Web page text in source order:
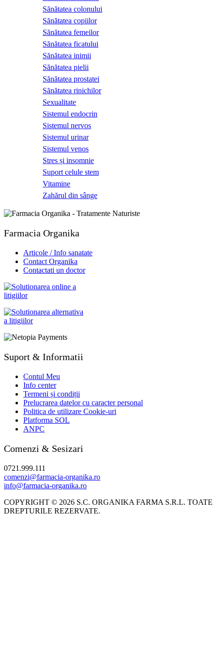
Sănătatea colonului
Sănătatea copiilor
Sănătatea femeilor
Sănătatea ficatului
Sănătatea inimii
Sănătatea pielii
Sănătatea prostatei
Sănătatea rinichilor
Sexualitate
Sistemul endocrin
Sistemul nervos
Sistemul urinar
Sistemul venos
Stres și insomnie
Suport celule stem
Vitamine
Zahărul din sânge
Farmacia Organika
Articole / Info sanatate
Contact Organika
Contactati un doctor
Suport & Informatii
Contul Meu
Info center
Termeni și condiții
Prelucrarea datelor cu caracter personal
Politica de utilizare Cookie-uri
Platforma SOL
ANPC
Comenzi & Sesizari
0721.999.111
comenzi@farmacia-organika.ro
info@farmacia-organika.ro
COPYRIGHT © 2026 S.C. ORGANIKA FARMA S.R.L. TOATE
DREPTURILE REZERVATE.